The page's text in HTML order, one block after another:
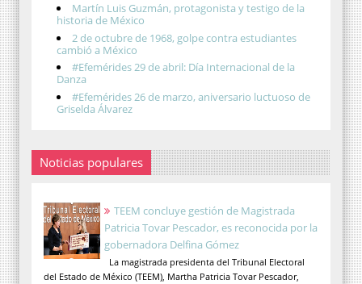
Martín Luis Guzmán, protagonista y testigo de la
historia de México
2 de octubre de 1968, golpe contra estudiantes
cambió a México
#Efemérides 29 de abril: Día Internacional de la
Danza
#Efemérides 26 de marzo, aniversario luctuoso de
Griselda Álvarez
Noticias populares
TEEM concluye gestión de Magistrada
Patricia Tovar Pescador, es reconocida por la
gobernadora Delfina Gómez
La magistrada presidenta del Tribunal Electoral
del Estado de México (TEEM), Martha Patricia Tovar Pescador,